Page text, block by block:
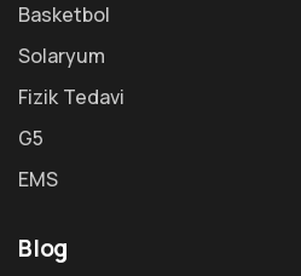
Basketbol
Solaryum
Fizik Tedavi
G5
EMS
Blog